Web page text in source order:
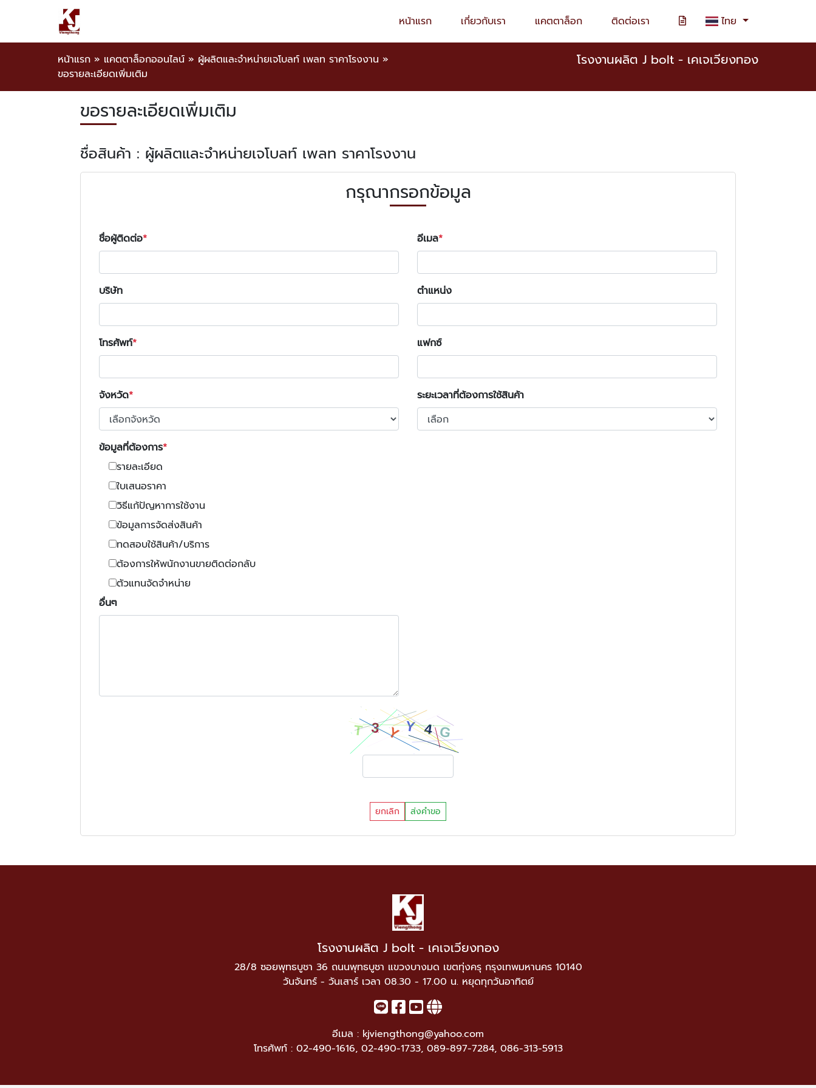
หน้าแรก เกี่ยวกับเรา แคตตาล็อก ติดต่อเรา ไทย
หน้าแรก » แคตตาล็อกออนไลน์ » ผู้ผลิตและจำหน่ายเจโบลท์ เพลท ราคาโรงงาน »
ขอรายละเอียดเพิ่มเติม
โรงงานผลิต J bolt - เคเจเวียงทอง
ขอรายละเอียดเพิ่มเติม
ชื่อสินค้า : ผู้ผลิตและจำหน่ายเจโบลท์ เพลท ราคาโรงงาน
กรุณากรอกข้อมูล
ชื่อผู้ติดต่อ อีเมล
บริษัท ตำแหน่ง
โทรศัพท์ แฟกซ์
จังหวัด ระยะเวลาที่ต้องการใช้สินค้า
ข้อมูลที่ต้องการ
รายละเอียด
ใบเสนอราคา
วิธีแก้ปัญหาการใช้งาน
ข้อมูลการจัดส่งสินค้า
ทดสอบใช้สินค้า/บริการ
ต้องการให้พนักงานขายติดต่อกลับ
ตัวแทนจัดจำหน่าย
อื่นๆ
ยกเลิก ส่งคำขอ
โรงงานผลิต J bolt - เคเจเวียงทอง
28/8 ซอยพุทธบูชา 36 ถนนพุทธบูชา แขวงบางมด เขตทุ่งครุ กรุงเทพมหานคร 10140
วันจันทร์ - วันเสาร์ เวลา 08.30 - 17.00 น. หยุดทุกวันอาทิตย์
อีเมล : kjviengthong@yahoo.com
โทรศัพท์ : 02-490-1616, 02-490-1733, 089-897-7284, 086-313-5913